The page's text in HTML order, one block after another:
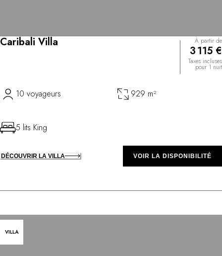
Caribali Villa À partir de
3 115 €
Taxes incluses
pour 1 nuit
10 voyageurs 929 m²
5 lits King
DÉCOUVRIR LA VILLA VOIR LA DISPONIBILITÉ
VILLA